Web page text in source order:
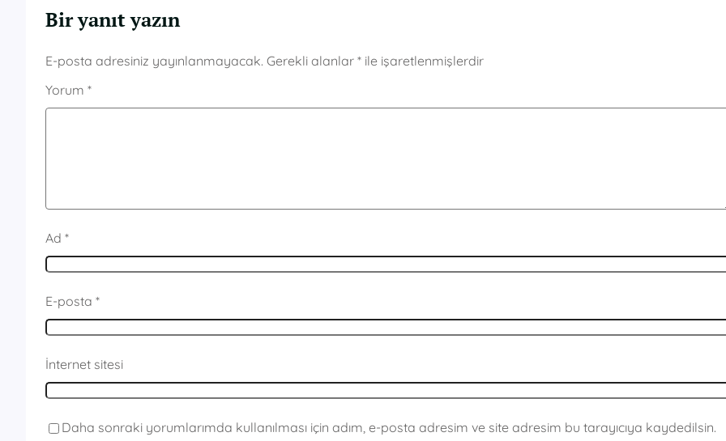
Bir yanıt yazın
E-posta adresiniz yayınlanmayacak. Gerekli alanlar * ile işaretlenmişlerdir
Yorum *
Ad *
E-posta *
İnternet sitesi
Daha sonraki yorumlarımda kullanılması için adım, e-posta adresim ve site adresim bu tarayıcıya kaydedilsin.